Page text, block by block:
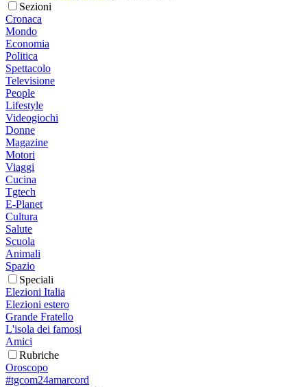
Sezioni
Cronaca
Mondo
Economia
Politica
Spettacolo
Televisione
People
Lifestyle
Videogiochi
Donne
Magazine
Motori
Viaggi
Cucina
Tgtech
E-Planet
Cultura
Salute
Scuola
Animali
Spazio
Speciali
Elezioni Italia
Elezioni estero
Grande Fratello
L'isola dei famosi
Amici
Rubriche
Oroscopo
#tgcom24amarcord